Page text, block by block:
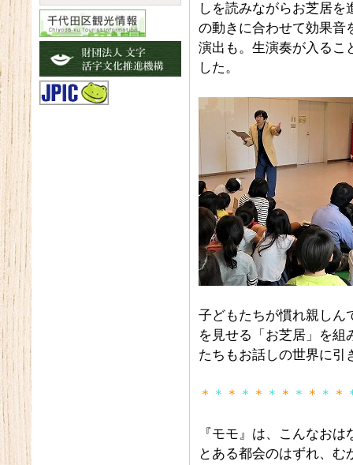
しを読みながらお芝居
の動きに合わせて効果音
演出も。生演奏が入るこ
した。
子どもたちが慣れ親しん
を見せる「お芝居」を組
たちもお話しの世界に引
＊ ＊ ＊ ＊ ＊ ＊ ＊ ＊ ＊ ＊ ＊
『モモ』は、こんなおは
とある都会のはずれ、